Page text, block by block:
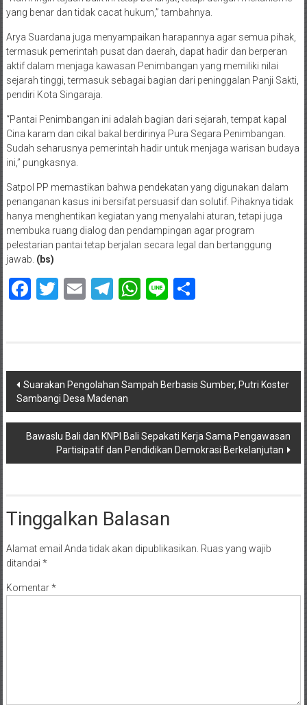
yang benar dan tidak cacat hukum,” tambahnya.
Arya Suardana juga menyampaikan harapannya agar semua pihak,
termasuk pemerintah pusat dan daerah, dapat hadir dan berperan
aktif dalam menjaga kawasan Penimbangan yang memiliki nilai
sejarah tinggi, termasuk sebagai bagian dari peninggalan Panji Sakti,
pendiri Kota Singaraja.
“Pantai Penimbangan ini adalah bagian dari sejarah, tempat kapal
Cina karam dan cikal bakal berdirinya Pura Segara Penimbangan.
Sudah seharusnya pemerintah hadir untuk menjaga warisan budaya
ini,” pungkasnya.
Satpol PP memastikan bahwa pendekatan yang digunakan dalam
penanganan kasus ini bersifat persuasif dan solutif. Pihaknya tidak
hanya menghentikan kegiatan yang menyalahi aturan, tetapi juga
membuka ruang dialog dan pendampingan agar program
pelestarian pantai tetap berjalan secara legal dan bertanggung
jawab. (bs)
Facebook
Twitter
EmailTelegram
WhatsApp
LineShare
Navigasi
pos
Suarakan Pengolahan Sampah Berbasis Sumber, Putri Koster
Sambangi Desa Madenan
Bawaslu Bali dan KNPI Bali Sepakati Kerja Sama Pengawasan
Partisipatif dan Pendidikan Demokrasi Berkelanjutan
Tinggalkan Balasan
Alamat email Anda tidak akan dipublikasikan. Ruas yang wajib
ditandai *
Komentar*